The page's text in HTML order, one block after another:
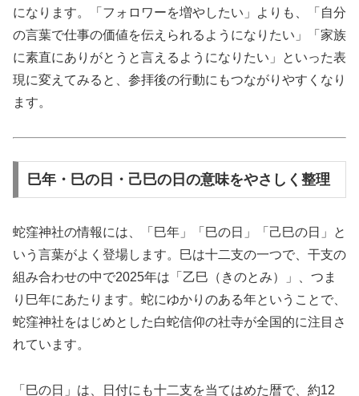
になります。「フォロワーを増やしたい」よりも、「自分
の言葉で仕事の価値を伝えられるようになりたい」「家族
に素直にありがとうと言えるようになりたい」といった表
現に変えてみると、参拝後の行動にもつながりやすくなり
ます。
巳年・巳の日・己巳の日の意味をやさしく整理
蛇窪神社の情報には、「巳年」「巳の日」「己巳の日」と
いう言葉がよく登場します。巳は十二支の一つで、干支の
組み合わせの中で2025年は「乙巳（きのとみ）」、つま
り巳年にあたります。蛇にゆかりのある年ということで、
蛇窪神社をはじめとした白蛇信仰の社寺が全国的に注目さ
れています。
「巳の日」は、日付にも十二支を当てはめた暦で、約12